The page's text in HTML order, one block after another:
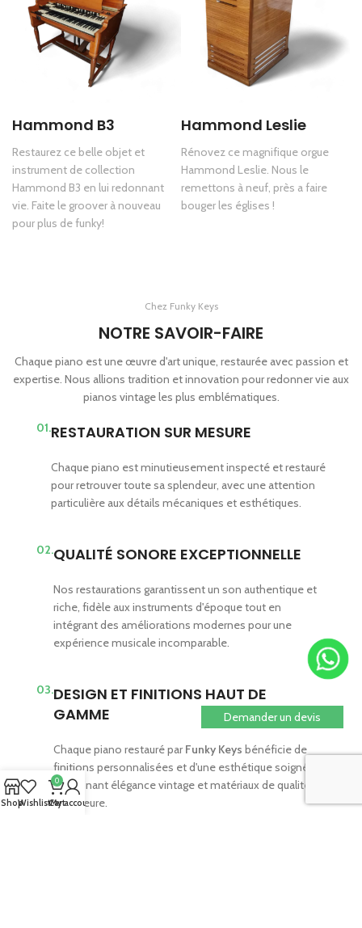
Demander un devis
Hammond B3
Restaurez ce belle objet et
instrument de collection
Hammond B3 en lui redonnant
vie. Faite le groover à nouveau
pour plus de funky!
Hammond Leslie
Rénovez ce magnifique orgue
Hammond Leslie. Nous le
remettons à neuf, près a faire
bouger les églises !
Chez Funky Keys
NOTRE SAVOIR-FAIRE
Chaque piano est une œuvre d'art unique, restaurée avec passion et
expertise. Nous allions tradition et innovation pour redonner vie aux
pianos vintage les plus emblématiques.
01.RESTAURATION SUR MESURE
Chaque piano est minutieusement inspecté et restauré
pour retrouver toute sa splendeur, avec une attention
particulière aux détails mécaniques et esthétiques.
02.QUALITÉ SONORE EXCEPTIONNELLE
Nos restaurations garantissent un son authentique et
riche, fidèle aux instruments d'époque tout en
intégrant des améliorations modernes pour une
expérience musicale incomparable.
03.DESIGN ET FINITIONS HAUT DE
GAMME
Chaque piano restauré parFunky Keys bénéficie de
finitions personnalisées et d'une esthétique soignée,
combinant élégance vintage et matériaux de qualité
supérieure.
ShopWishlist
0
Cart
My account